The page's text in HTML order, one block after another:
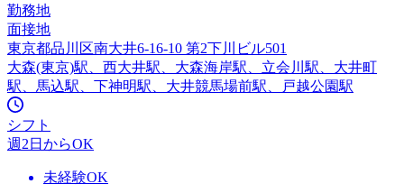
勤務地
面接地
東京都品川区南大井6-16-10 第2下川ビル501
大森(東京)駅、西大井駅、大森海岸駅、立会川駅、大井町
駅、馬込駅、下神明駅、大井競馬場前駅、戸越公園駅
シフト
週2日からOK
未経験OK